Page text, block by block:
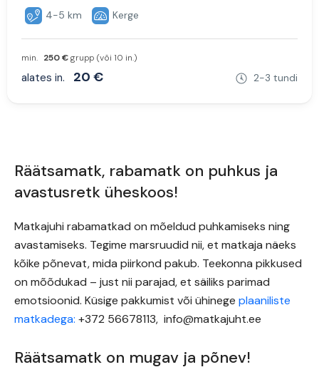
4-5 km Kerge
min. 250 €grupp (või 10 in.)
alates in. 20 € 2-3 tundi
Räätsamatk, rabamatk on puhkus ja
avastusretk üheskoos!
Matkajuhi rabamatkad on mõeldud puhkamiseks ning
avastamiseks. Tegime marsruudid nii, et matkaja näeks
kõike põnevat, mida piirkond pakub. Teekonna pikkused
on mõõdukad – just nii parajad, et säiliks parimad
emotsioonid. Küsige pakkumist või ühinege plaaniliste
matkadega: +372 56678113, info@matkajuht.ee
Räätsamatk on mugav ja põnev!